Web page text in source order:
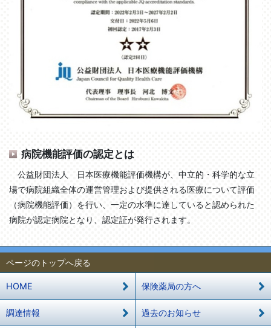
病院機能評価の認定とは
公益財団法人 日本医療機能評価機構が、中立的・科学的な立
場で病院組織全体の運営管理および提供される医療について評価
（病院機能評価）を行い、一定の水準に達していると認められた
病院が認定病院となり、認定証が発行されます。
ページのトップへ戻る
HOME 保険薬局の方へ
調達情報 過去のお知らせ